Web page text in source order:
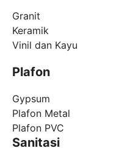
Granit
Keramik
Vinil dan Kayu
Plafon
Gypsum
Plafon Metal
Plafon PVC
Sanitasi